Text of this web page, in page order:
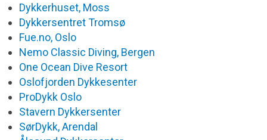
Dykkerhuset, Moss
Dykkersentret Tromsø
Fue.no, Oslo
Nemo Classic Diving, Bergen
One Ocean Dive Resort
Oslofjorden Dykkesenter
ProDykk Oslo
Stavern Dykkersenter
SørDykk, Arendal